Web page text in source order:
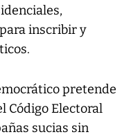
inscribir y
pretende
Código Electoral
sucias sin